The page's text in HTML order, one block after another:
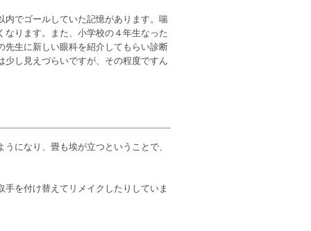
内でゴールしていた記憶があります。喘
ります。また、小学校の４年生なった
先生に新しい眼科を紹介してもらい診断
し見えづらいですが、その程度ですん
になり、畳も埃が立つということで、
を付け替えてリメイクしたりしていま